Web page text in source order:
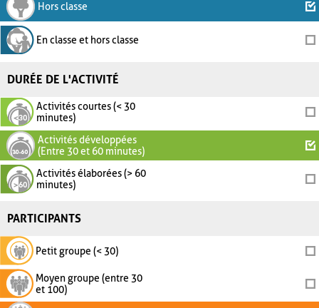
Hors classe
En classe et hors classe
DURÉE DE L'ACTIVITÉ
Activités courtes (< 30
minutes)
Activités développées
(Entre 30 et 60 minutes)
Activités élaborées (> 60
minutes)
PARTICIPANTS
Petit groupe (< 30)
Moyen groupe (entre 30
et 100)